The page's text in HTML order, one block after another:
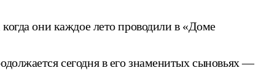
они каждое лето проводили в «Доме
сегодня в его знаменитых сыновьях —